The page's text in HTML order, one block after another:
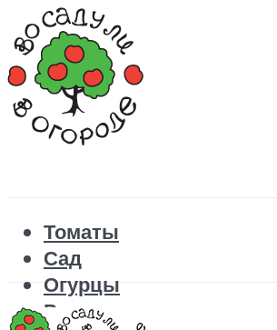
Томаты
Сад
Огурцы
Рецепты